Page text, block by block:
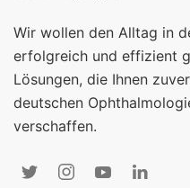
Wir wollen den Alltag in
erfolgreich und effizient
Lösungen, die Ihnen
deutschen
verschaffen.